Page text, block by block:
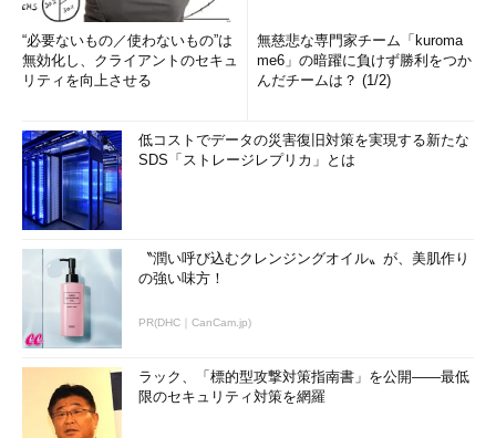
“必要ないもの／使わないもの”は
無効化し、クライアントのセキュ
リティを向上させる
無慈悲な専門家チーム「kuroma
me6」の暗躍に負けず勝利をつか
んだチームは？ (1/2)
低コストでデータの災害復旧対策を実現する新たな
SDS「ストレージレプリカ」とは
〝潤い呼び込むクレンジングオイル〟が、美肌作り
の強い味方！
PR(DHC｜CanCam.jp)
ラック、「標的型攻撃対策指南書」を公開――最低
限のセキュリティ対策を網羅